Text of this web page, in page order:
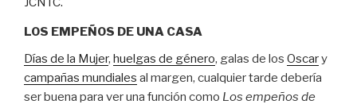
LOS EMPEÑOS DE UNA CASA
Días de la Mujer, huelgas de género, galas de los Oscary
campañas mundiales al margen, cualquier tarde debería
ser buena para ver una función como Los empeños de